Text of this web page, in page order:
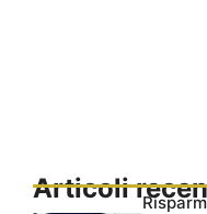
Articoli